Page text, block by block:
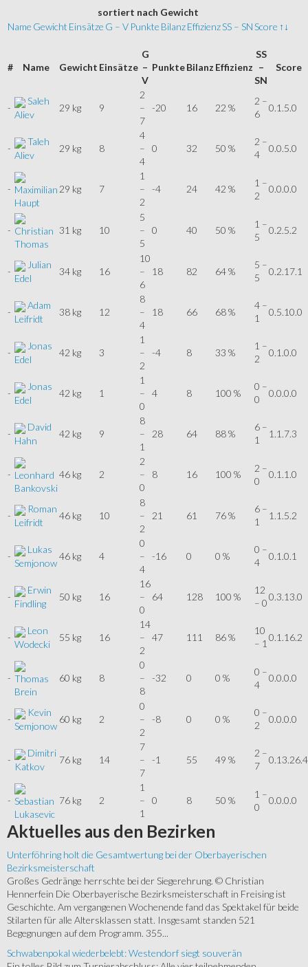
sortiert nach Gewicht
Name Gewicht Einsätze G – V Punkte BilanzEffizienzSS – SNScore ↑↓
# Name Gewicht Einsätze
G
–
V
PunkteBilanz Effizienz
SS
–
SN
Score
-
Saleh
Aliev
29 kg 9
2
–
7
-20 16 22 %
2 –
6
0.1.5.0
-
Taleh
Aliev
29 kg 8
4
–
4
0 32 50 %
2 –
4
0.0.5.0
- Maximilian
Haupt
29 kg 7
1
–
2
-4 24 42 %
1 –
2
0.0.0.0
- Christian
Thomas
31 kg 10
5
–
5
0 40 50 %
1 –
5
0.2.5.2
-
Julian
Edel
34 kg 16
10
–
6
18 82 64 %
5 –
5
0.2.17.1
-
Adam
Leifridt
38 kg 12
8
–
4
18 66 68 %
4 –
1
0.5.10.0
-
Jonas
Edel
42 kg 3
1
–
2
-4 8 33 %
1 –
2
0.1.0.0
-
Jonas
Edel
42 kg 1
1
–
0
4 8 100 %
0 –
0
0.0.0.0
-
David
Hahn
42 kg 9
8
–
1
28 64 88 %
6 –
1
1.1.7.3
- Leonhard
Bankovski
46 kg 2
2
–
0
8 16 100 %
2 –
0
0.1.1.0
-
Roman
Leifridt
46 kg 10
8
–
2
21 61 76 %
6 –
1
1.1.5.2
-
Lukas
Semjonow
46 kg 4
0
–
4
-16 0 0 %
0 –
4
0.1.0.1
-
Erwin
Findling
50 kg 16
16
–
0
64 128 100 %
12
– 0
0.3.13.0
-
Leon
Wodecki
55 kg 16
14
–
2
47 111 86 %
10
– 1
0.1.16.2
- Thomas
Brein
60 kg 8
0
–
8
-32 0 0 %
0 –
4
0.0.0.0
-
Kevin
Semjonow
60 kg 2
0
–
2
-8 0 0 %
0 –
2
0.0.0.0
-
Dimitri
Katkov
76 kg 14
7
–
7
-1 55 49 %
2 –
7
0.13.26.4
- Sebastian
Lukasevic
76 kg 2
1
–
1
0 8 50 %
1 –
0
0.0.0.0
Aktuelles aus den Bezirken
Unterföhring holt die Gesamtwertung bei der Oberbayerischen
Bezirksmeisterschaft
Großes Gedränge herrschte bei der Siegerehrung. © Christian
Hennerfein Die Oberbayerische Bezirksmeisterschaft in Freising ist
Geschichte. Am vergangenen Wochenende fand das Spektakel für beide
Stilarten für alle Altersklassen statt. Insgesamt standen 521
Begegnungen auf dem Programm. 355...
Schwabenpokal wiederbelebt: Westendorf siegt souverän